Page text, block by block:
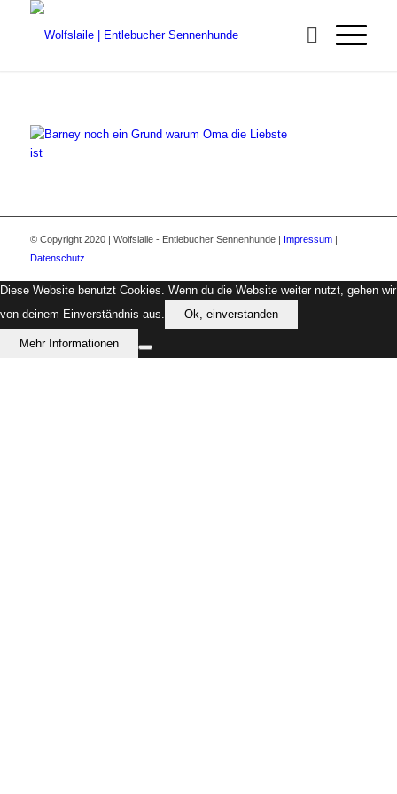
© Copyright 2020 | Wolfslaile - Entlebucher Sennenhunde | Impressum|
Datenschutz
Diese Website benutzt Cookies. Wenn du die Website weiter nutzt, gehen wir
von deinem Einverständnis aus.
Ok, einverstanden
Mehr Informationen